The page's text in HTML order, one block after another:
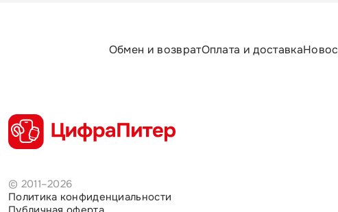
Обмен и возвратОплата и доставка
© 2011–2026
Политика конфиденциальности